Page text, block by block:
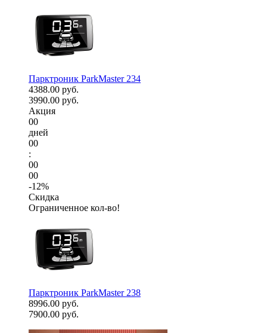
Парктроник ParkMaster 234
4388.00 руб.
3990.00 руб.
Акция
00
дней
00
:
00
00
-12%
Скидка
Ограниченное кол-во!
Парктроник ParkMaster 238
8996.00 руб.
7900.00 руб.